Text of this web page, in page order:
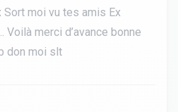
moi vu tes amis Ex
merci d’avance bonne
don moi slt